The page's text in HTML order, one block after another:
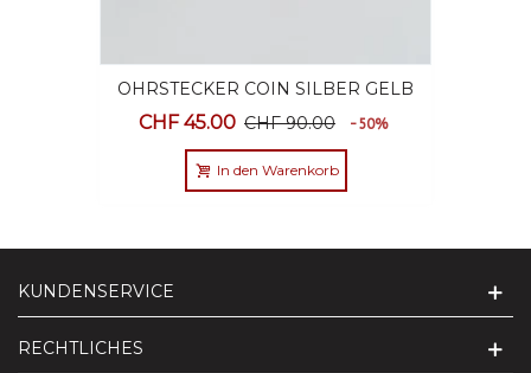
OHRSTECKER COIN SILBER GELB
VERGOLDET MIT SCHMUCKETUI
CHF 45.00 CHF 90.00 -50%
In den Warenkorb
KUNDENSERVICE
RECHTLICHES